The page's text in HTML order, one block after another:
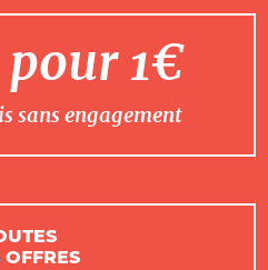
pour 1€
sans engagement
OFFRES